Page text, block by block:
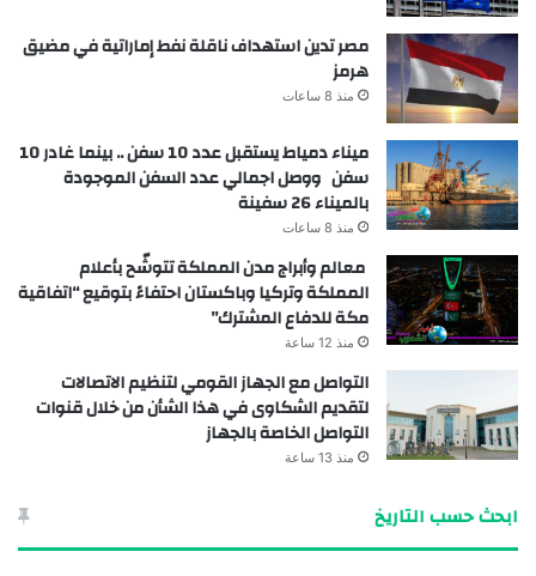
مصر تدين استهداف ناقلة نفط إماراتية في مضيق
هرمز
منذ 8 ساعات
ميناء دمياط يستقبل عدد 10 سفن .. بينما غادر 10
سفن ووصل اجمالي عدد السفن الموجودة
بالميناء 26 سفينة
منذ 8 ساعات
معالم وأبراج مدن المملكة تتوشّح بأعلام
المملكة وتركيا وباكستان احتفاءً بتوقيع “اتفاقية
مكة للدفاع المشترك”
منذ 12 ساعة
التواصل مع الجهاز القومي لتنظيم الاتصالات
لتقديم الشكاوى في هذا الشأن من خلال قنوات
التواصل الخاصة بالجهاز
منذ 13 ساعة
ابحث حسب التاريخ